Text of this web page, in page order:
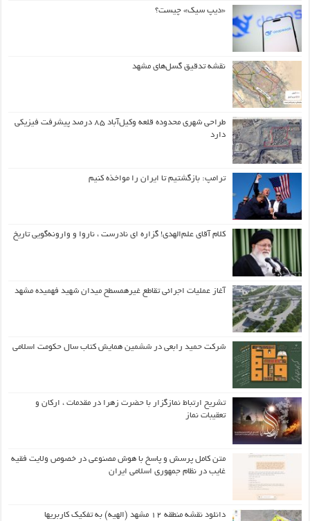
«دیپ سیک» چیست؟
نقشه تدقیق گسل‌های مشهد
طراحی شهری محدوده قلعه وکیل‌آباد ۸۵ درصد پیشرفت فیزیکی
دارد
ترامپ: بازگشتیم تا ایران را مواخذه کنیم
کلام آقای علم‌الهدی! گزاره ای نادرست ، ناروا و وارونه‌گویی تاریخ
آغاز عملیات اجرائی تقاطع غیرهمسطح میدان شهید فهمیده مشهد
شرکت حمید رابعی در ششمین همایش کتاب سال حکومت اسلامی
تشریح ارتباط نمازگزار با حضرت زهرا در مقدمات ، ارکان و
تعقیبات نماز
متن کامل پرسش و پاسخ با هوش مصنوعی در خصوص ولایت فقیه
غایب در نظام جمهوری اسلامی ایران
دانلود نقشه منطقه ۱۲ مشهد (الهیه) به تفکیک کاربریها